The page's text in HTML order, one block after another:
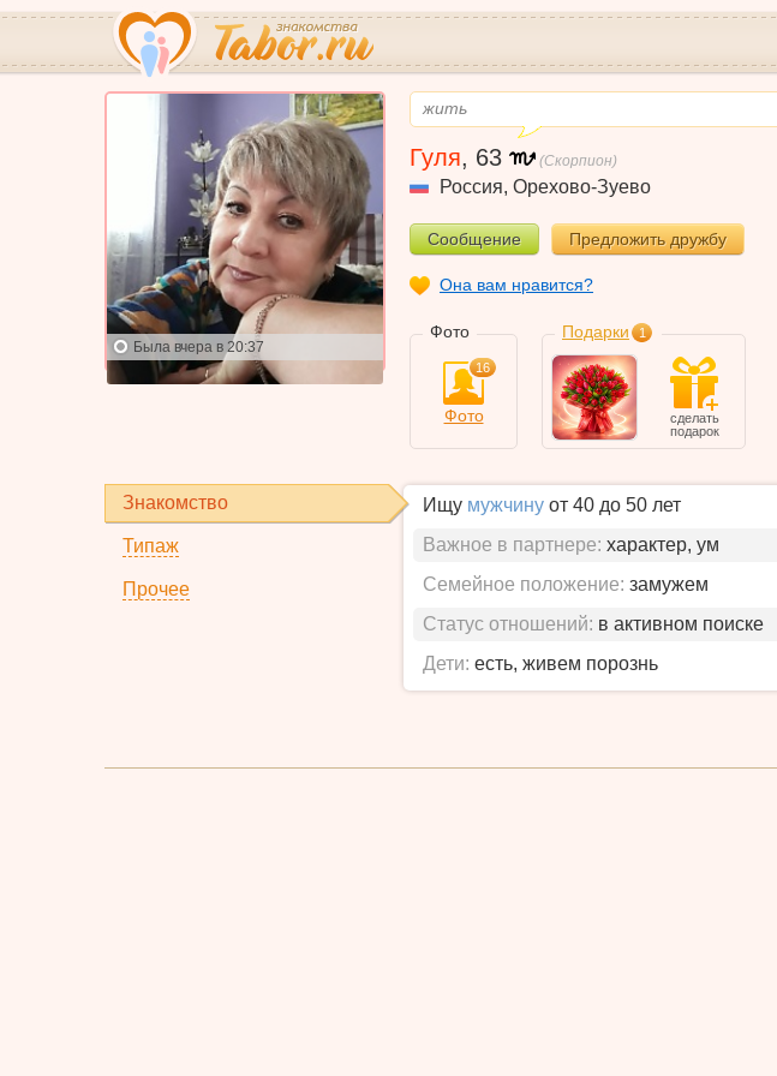
жить
Была вчера в 20:37
Гуля, 63 (Скорпион)
Россия, Орехово-Зуево
Сообщение Предложить дружбу
Она вам нравится?
Фото
16
Фото
Подарки 1
сделать
подарок
Знакомство
Типаж
Прочее
Ищу мужчину от 40 до 50 лет
Важное в партнере: характер, ум
Семейное положение: замужем
Статус отношений: в активном поиске
Дети: есть, живем порознь